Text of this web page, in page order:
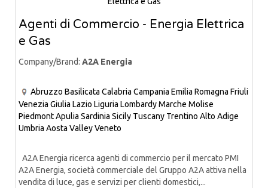
Agenti di Commercio - Energia Elettrica
e Gas
Company/Brand: A2A Energia
Abruzzo Basilicata Calabria Campania Emilia Romagna Friuli
Venezia Giulia Lazio Liguria LombardyMarche Molise
PiedmontApulia Sardinia Sicily Tuscany Trentino Alto Adige
Umbria Aosta ValleyVeneto
A2A Energia ricerca agenti di commercio per il mercato PMI
A2A Energia, società commerciale del Gruppo A2A attiva nella
vendita di luce, gas e servizi per clienti domestici,...